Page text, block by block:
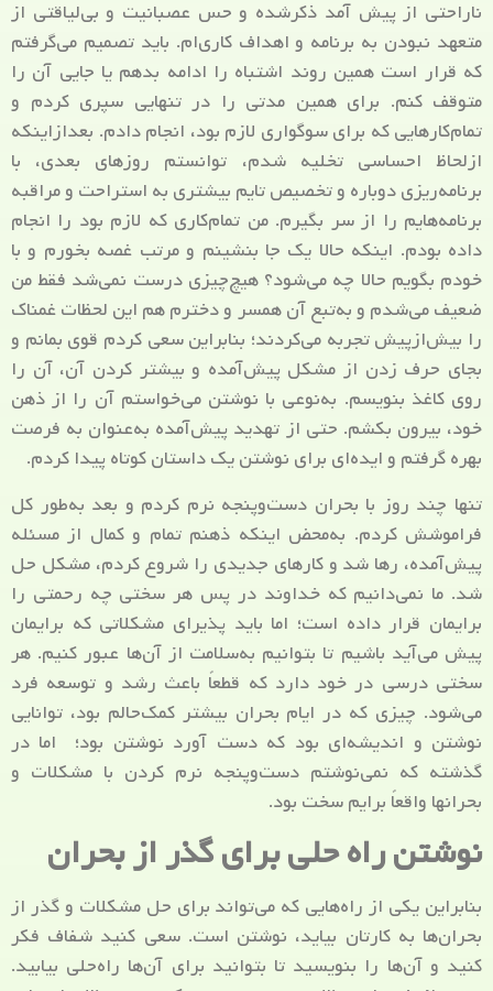
ناراحتی از پیش آمد ذکرشده و حس عصبانیت و بی‌لیاقتی از
متعهد نبودن به برنامه و اهداف کاری‌ام. باید تصمیم می‌گرفتم
که قرار است همین روند اشتباه را ادامه بدهم یا جایی آن را
متوقف کنم. برای همین مدتی را در تنهایی سپری کردم و
تمام‌کارهایی که برای سوگواری لازم بود، انجام دادم. بعدازاینکه
ازلحاظ احساسی تخلیه شدم، توانستم روزهای بعدی، با
برنامه‌ریزی دوباره و تخصیص تایم بیشتری به استراحت و مراقبه
برنامه‌هایم را از سر بگیرم. من تمام‌کاری که لازم بود را انجام
داده بودم. اینکه حالا یک جا بنشینم و مرتب غصه بخورم و با
خودم بگویم حالا چه می‌شود؟ هیچ‌چیزی درست نمی‌شد فقط من
ضعیف می‌شدم و به‌تبع آن همسر و دخترم هم این لحظات غمناک
را بیش‌ازپیش تجربه می‌کردند؛ بنابراین سعی کردم قوی بمانم و
بجای حرف زدن از مشکل پیش‌آمده و بیشتر کردن آن، آن را
روی کاغذ بنویسم. به‌نوعی با نوشتن می‌خواستم آن را از ذهن
خود، بیرون بکشم. حتی از تهدید پیش‌آمده به‌عنوان به فرصت
بهره گرفتم و ایده‌ای برای نوشتن یک داستان کوتاه پیدا کردم.
تنها چند روز با بحران دست‌وپنجه نرم کردم و بعد به‌طور کل
فراموشش کردم. به‌محض اینکه ذهنم تمام و کمال از مسئله
پیش‌آمده، رها شد و کارهای جدیدی را شروع کردم، مشکل حل
شد. ما نمی‌دانیم که خداوند در پس هر سختی چه رحمتی را
برایمان قرار داده است؛ اما باید پذیرای مشکلاتی که برایمان
پیش می‌آید باشیم تا بتوانیم به‌سلامت از آن‌ها عبور کنیم. هر
سختی درسی در خود دارد که قطعاً باعث رشد و توسعه فرد
می‌شود. چیزی که در ایام بحران بیشتر کمک‌حالم بود، توانایی
نوشتن و اندیشه‌ای بود که دست آورد نوشتن بود؛ اما در
گذشته که نمی‌نوشتم دست‌وپنجه نرم کردن با مشکلات و
بحران­ها واقعاً برایم سخت بود.
نوشتن راه حلی برای گذر از بحران
بنابراین یکی از راه‌هایی که می‌تواند برای حل مشکلات و گذر از
بحران‌ها به کارتان بیاید، نوشتن است. سعی کنید شفاف فکر
کنید و آن‌ها را بنویسید تا بتوانید برای آن‌ها راه‌حلی بیابید.